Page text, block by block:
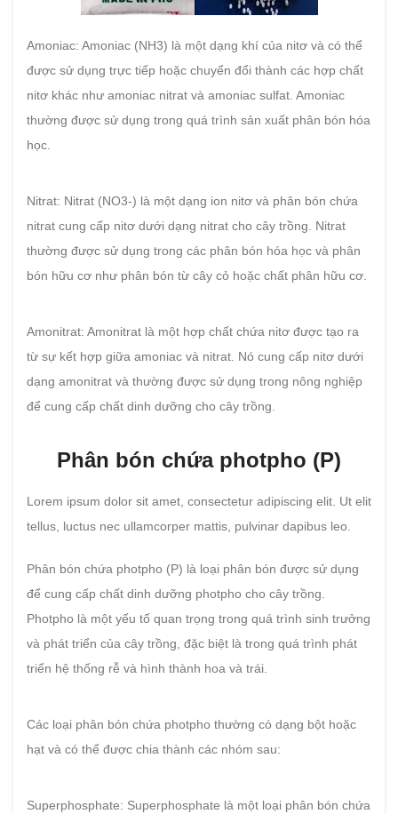
Amoniac: Amoniac (NH3) là một dạng khí của nitơ và có thể
được sử dụng trực tiếp hoặc chuyển đổi thành các hợp chất
nitơ khác như amoniac nitrat và amoniac sulfat. Amoniac
thường được sử dụng trong quá trình sản xuất phân bón hóa
học.
Nitrat: Nitrat (NO3-) là một dạng ion nitơ và phân bón chứa
nitrat cung cấp nitơ dưới dạng nitrat cho cây trồng. Nitrat
thường được sử dụng trong các phân bón hóa học và phân
bón hữu cơ như phân bón từ cây cỏ hoặc chất phân hữu cơ.
Amonitrat: Amonitrat là một hợp chất chứa nitơ được tạo ra
từ sự kết hợp giữa amoniac và nitrat. Nó cung cấp nitơ dưới
dạng amonitrat và thường được sử dụng trong nông nghiệp
để cung cấp chất dinh dưỡng cho cây trồng.
Phân bón chứa photpho (P)
Lorem ipsum dolor sit amet, consectetur adipiscing elit. Ut elit
tellus, luctus nec ullamcorper mattis, pulvinar dapibus leo.
Phân bón chứa photpho (P) là loại phân bón được sử dụng
để cung cấp chất dinh dưỡng photpho cho cây trồng.
Photpho là một yếu tố quan trọng trong quá trình sinh trưởng
và phát triển của cây trồng, đặc biệt là trong quá trình phát
triển hệ thống rễ và hình thành hoa và trái.
Các loại phân bón chứa photpho thường có dạng bột hoặc
hạt và có thể được chia thành các nhóm sau:
Superphosphate: Superphosphate là một loại phân bón chứa